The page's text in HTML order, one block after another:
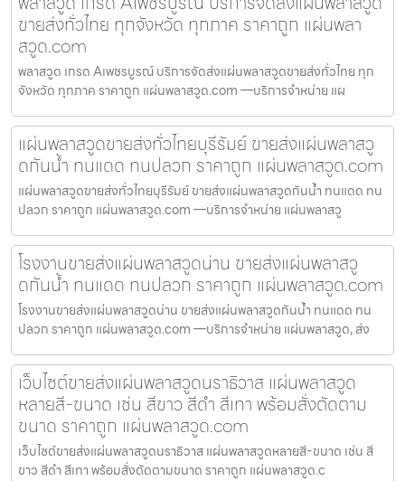
ขายส่งทั่วไทย ทุกจังหวัด ทุกภาค ราคาถูก แผ่นพลา
สวูด.com
พลาสวูด เกรด Aเพชรบูรณ์ บริการจัดส่งแผ่นพลาสวูดขายส่งทั่วไทย ทุก
จังหวัด ทุกภาค ราคาถูก แผ่นพลาสวูด.com —บริการจำหน่าย แผ
แผ่นพลาสวูดขายส่งทั่วไทยบุรีรัมย์ ขายส่งแผ่นพลาสวู
ดกันน้ำ ทนแดด ทนปลวก ราคาถูก แผ่นพลาสวูด.com
แผ่นพลาสวูดขายส่งทั่วไทยบุรีรัมย์ ขายส่งแผ่นพลาสวูดกันน้ำ ทนแดด ทน
ปลวก ราคาถูก แผ่นพลาสวูด.com —บริการจำหน่าย แผ่นพลาสวู
โรงงานขายส่งแผ่นพลาสวูดน่าน ขายส่งแผ่นพลาสวู
ดกันน้ำ ทนแดด ทนปลวก ราคาถูก แผ่นพลาสวูด.com
โรงงานขายส่งแผ่นพลาสวูดน่าน ขายส่งแผ่นพลาสวูดกันน้ำ ทนแดด ทน
ปลวก ราคาถูก แผ่นพลาสวูด.com —บริการจำหน่าย แผ่นพลาสวูด, ส่ง
เว็บไซต์ขายส่งแผ่นพลาสวูดนราธิวาส แผ่นพลาสวูด
หลายสี-ขนาด เช่น สีขาว สีดำ สีเทา พร้อมสั่งตัดตาม
ขนาด ราคาถูก แผ่นพลาสวูด.com
เว็บไซต์ขายส่งแผ่นพลาสวูดนราธิวาส แผ่นพลาสวูดหลายสี-ขนาด เช่น สี
ขาว สีดำ สีเทา พร้อมสั่งตัดตามขนาด ราคาถูก แผ่นพลาสวูด.c